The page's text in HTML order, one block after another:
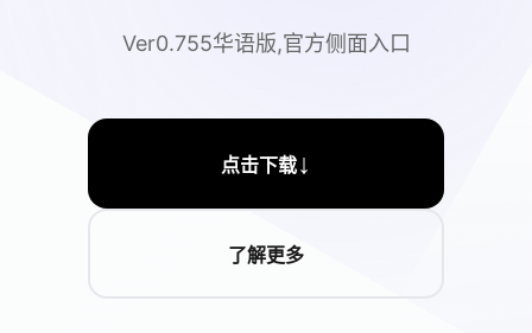
Ver0.755华语版,官方侧面入口
点击下载↓
了解更多